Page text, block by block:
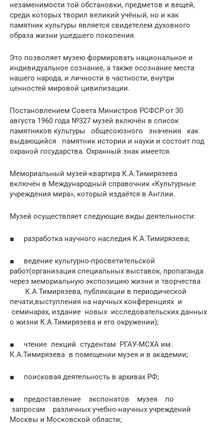
незаменимости той обстановки, предметов и вещей,
среди которых творил великий учёный, но и как
памятник культуры является свидетелем духовного
образа жизни ушедшего поколения.
Это позволяет музею формировать национальное и
индивидуальное сознание, а также осознание места
нашего народа, и личности в частности, внутри
ценностей мировой цивилизации.
Постановлением Совета Министров РСФСР от 30
августа 1960 года №327 музей включён в список
памятников культуры общесоюзного значения как
выдающийся памятник истории и науки и состоит под
охраной государства. Охранный знак имеется.
Мемориальный музей-квартира К.А.Тимирязева
включён в Международный справочник «Культурные
учреждения мира», который издаётся в Англии.
Музей осуществляет следующие виды деятельности:
■ разработка научного наследия К.А.Тимирязева;
■ ведение культурно-просветительской
работ(организация специальных выставок, пропаганда
через мемориальную экспозицию жизни и творчества
К.А.Тимирязева, публикации в периодической
печати,выступления на научных конференциях и
семинарах, издание новых исследовательских данных
о жизни К.А.Тимирязева и его окружении);
■ чтение лекций студентам РГАУ-МСХА им.
К.А.Тимирязева в помещении музея и в академии;
■ поисковая деятельность в архивах РФ;
■ предоставление экспонатов музея по
запросам различных учебно-научных учреждений
Москвы и Московской области;